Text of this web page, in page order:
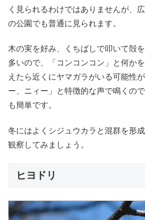
く見られるわけではありませんが、
の公園でも普通に見られます。
木の実を好み、くちばしで叩いて殻
多いので、「コンコンコン」と何か
えたら近くにヤマガラがいる可能性
ー、ニィー」と特徴的な声で鳴くの
も簡単です。
冬にはよくシジュウカラと混群を形
観察してみましょう。
ヒヨドリ